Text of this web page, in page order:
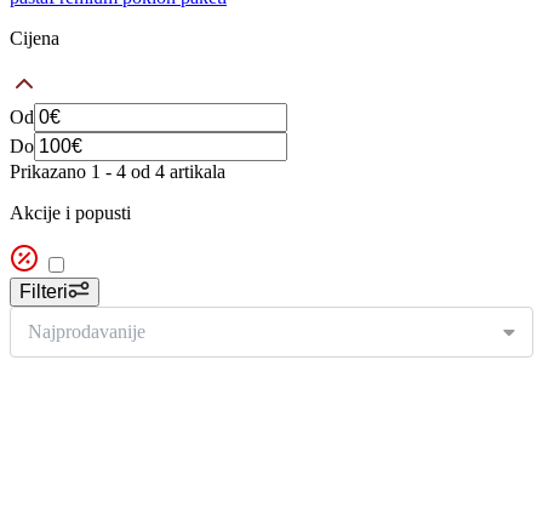
Cijena
Od
Do
Prikazano 1 - 4 od 4 artikala
Akcije i popusti
Filteri
Najprodavanije